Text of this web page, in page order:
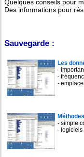
Quelques conseils pour
Des informations pour
Sauvegarde :
Les
-
-
-
- simple
- logiciels